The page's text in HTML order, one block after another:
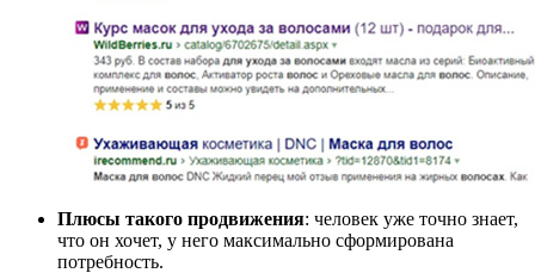
Плюсы такого продвижения: человек уже точно знает,
что он хочет, у него максимально сформирована
потребность.